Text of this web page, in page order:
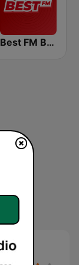
Best FM Budapest